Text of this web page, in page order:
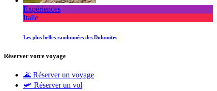
Expériences
Italie
Les plus belles randonnées des Dolomites
Réserver votre voyage
🌋 Réserver un voyage
🛩 Réserver un vol